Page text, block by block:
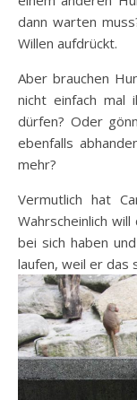
dann warten
Willen aufdrückt.
Aber brauchen
nicht einfach mal
dürfen? Oder
ebenfalls
mehr?
Vermutlich hat
Wahrscheinlich
bei sich haben
laufen, weil er das